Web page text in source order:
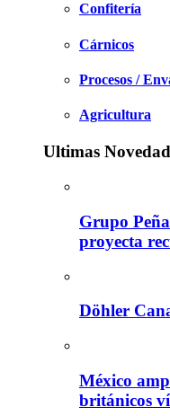
Confitería
Cárnicos
Procesos /
Agricultura
Ultimas
Grupo
proyecta
Döhler
México
británicos